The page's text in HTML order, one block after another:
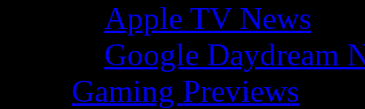
Apple TV News
Google Daydream
Gaming Previews